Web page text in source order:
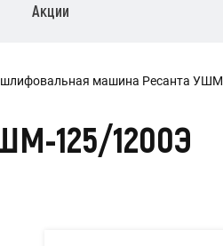
Акции
шлифовальная машина Ресанта
125/1200Э